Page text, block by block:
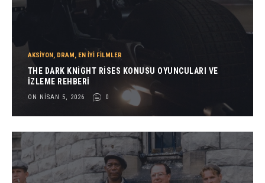
AKSIYON, DRAM EN İYI FILMLER
THE DARK KNIGHT RISES KONUSU OYUNCULARI VE
İZLEME REHBERI
ON NISAN 5, 2026 0